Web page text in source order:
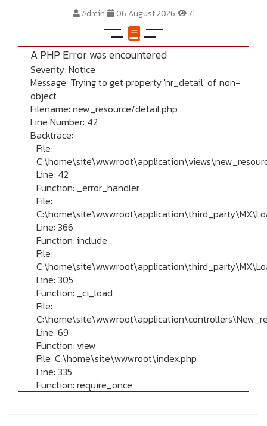
Admin 06 August 2026 71
A PHP Error was encountered
Severity: Notice
Message: Trying to get property 'nr_detail' of non-
object
Filename: new_resource/detail.php
Line Number: 42
Backtrace:
File:
Line: 42
Function: _error_handler
File:
Line: 366
Function: include
File:
Line: 305
Function: _ci_load
File:
Line: 69
Function: view
File: C:\home\site\wwwroot\index.php
Line: 335
Function: require_once